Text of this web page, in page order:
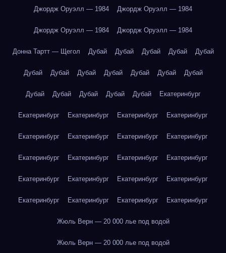
Джордж Оруэлл — 1984 Джордж Оруэлл — 1984
Джордж Оруэлл — 1984 Джордж Оруэлл — 1984
Донна Тартт — Щегол Дубай Дубай Дубай Дубай Дубай
Дубай Дубай Дубай Дубай Дубай Дубай Дубай
Дубай Дубай Дубай Дубай Дубай Екатеринбург
Екатеринбург Екатеринбург Екатеринбург Екатеринбург
Екатеринбург Екатеринбург Екатеринбург Екатеринбург
Екатеринбург Екатеринбург Екатеринбург Екатеринбург
Екатеринбург Екатеринбург Екатеринбург Екатеринбург
Екатеринбург Екатеринбург Екатеринбург Екатеринбург
Жюль Верн — 20 000 лье под водой
Жюль Верн — 20 000 лье под водой